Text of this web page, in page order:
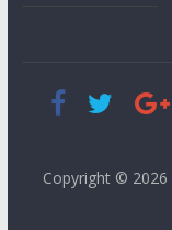
Copyright © 2026